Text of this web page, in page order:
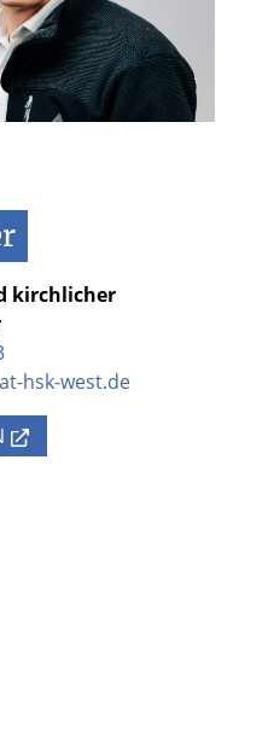
kirchlicher
hsk-west.de